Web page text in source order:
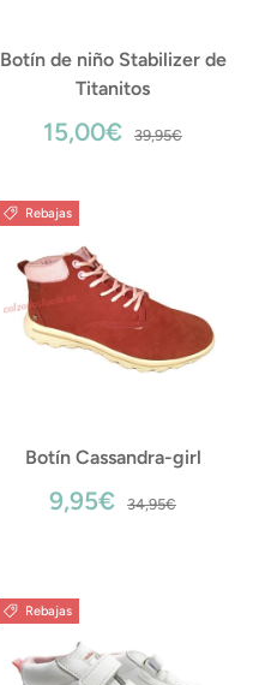
Botín de niño Stabilizer de
Titanitos
15,00€ 39,95€
Rebajas
Botín Cassandra-girl
9,95€ 34,95€
Rebajas